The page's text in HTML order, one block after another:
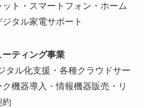
ト・スマートフォン・ホーム
タル家電サポート
ティング事業
タル化支援・各種クラウドサー
機器導入・情報機器販売・リ
約